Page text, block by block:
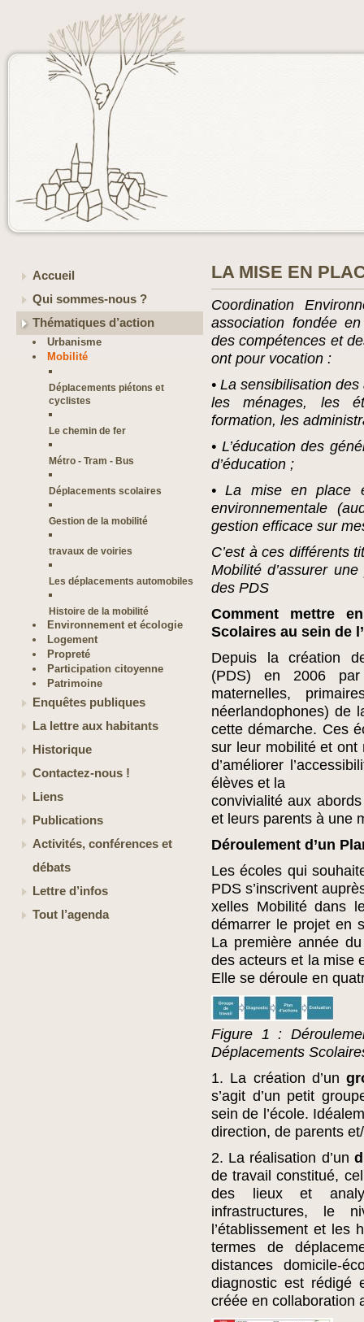
Accueil
Qui sommes-nous ?
Thématiques d’action
Urbanisme
Mobilité
Déplacements piétons et
cyclistes
Le chemin de fer
Métro - Tram - Bus
Déplacements scolaires
Gestion de la mobilité
travaux de voiries
Les déplacements automobiles
Histoire de la mobilité
Environnement et écologie
Logement
Propreté
Participation citoyenne
Patrimoine
Enquêtes publiques
La lettre aux habitants
Historique
Contactez-nous !
Liens
Publications
Activités, conférences et
débats
Lettre d’infos
Tout l’agenda
LA MISE EN
Coordination
association fondée
des compétences et
ont pour vocation :
• La sensibilisation
les ménages, les
formation, les
• L’éducation des
d’éducation ;
• La mise en place
environnementale
gestion efficace sur
C’est à ces différents
Mobilité d’assurer
des PDS
Comment mettre
Scolaires au sein de
Depuis la création
(PDS) en 2006 par
maternelles,
néerlandophones) de
cette démarche. Ces
sur leur mobilité et ont
d’améliorer
élèves et la
convivialité aux
et leurs parents à une
Déroulement d’un
Les écoles qui
PDS s’inscrivent
xelles Mobilité dans
démarrer le projet en
La première année
des acteurs et la mise
Elle se déroule en
Figure 1 :
Déplacements
1. La création d’un
s’agit d’un petit
sein de l’école.
direction, de parents
2. La réalisation d’un
de travail constitué,
des lieux et
infrastructures, le
l’établissement et les
termes de
distances domicile-
diagnostic est rédigé
créée en collaboration